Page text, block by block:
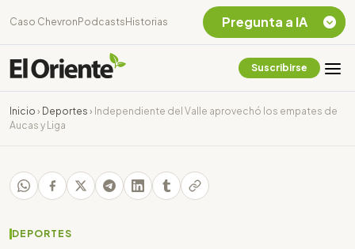
Caso Chevron Podcasts Historias
Suscribirse
Inicio › Deportes › Independiente del Valle aprovechó los empates de
Aucas y Liga
DEPORTES
Pregunta a IA
Chevron Ecuador